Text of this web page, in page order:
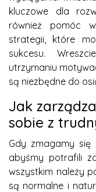
kluczowe dla
również pomóc
strategii, które
sukcesu.
utrzymaniu
są niezbędne do
Jak
sobie z
Gdy zmagamy się
abyśmy potrafili
wszystkim należy
są normalne i